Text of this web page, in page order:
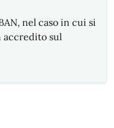
nel caso in cui si
accredito sul